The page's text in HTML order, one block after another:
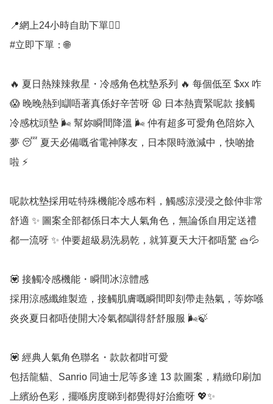
📍網上24小時自助下單👍🏻
#立即下單：🌐
🔥 夏日熱辣辣救星・冷感角色枕墊系列 🔥 每個低至 $xx 咋
😱 晚晚熱到瞓唔著真係好辛苦呀 😫 日本熱賣緊呢款 接觸
冷感枕頭墊 🌬️ 幫妳瞬間降溫 🌬️ 仲有超多可愛角色陪妳入
夢 😴 夏天必備嘅省電神隊友，日本限時激減中，快啲搶
啦 ⚡️
呢款枕墊採用咗特殊機能冷感布料，觸感涼浸浸之餘仲非常
舒適 ✨ 圖案全部都係日本大人氣角色，無論係自用定送禮
都一流呀 ✨ 仲要超級易洗易乾，就算夏天大汗都唔驚 🧺💦
💟 接觸冷感機能・瞬間冰涼體感
採用涼感纖維製造，接觸肌膚嘅瞬間即刻帶走熱氣，等妳喺
炎炎夏日都唔使開大冷氣都瞓得舒舒服服 🌬️🍃
💟 經典人氣角色聯名・款款都咁可愛
包括龍貓、Sanrio 同迪士尼等多達 13 款圖案，精緻印刷加
上繽紛色彩，擺喺房度睇到都覺得好治癒呀 💖✨